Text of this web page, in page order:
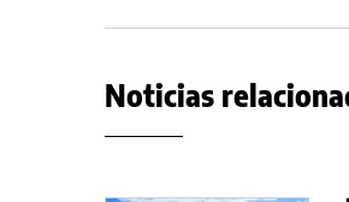
Noticias